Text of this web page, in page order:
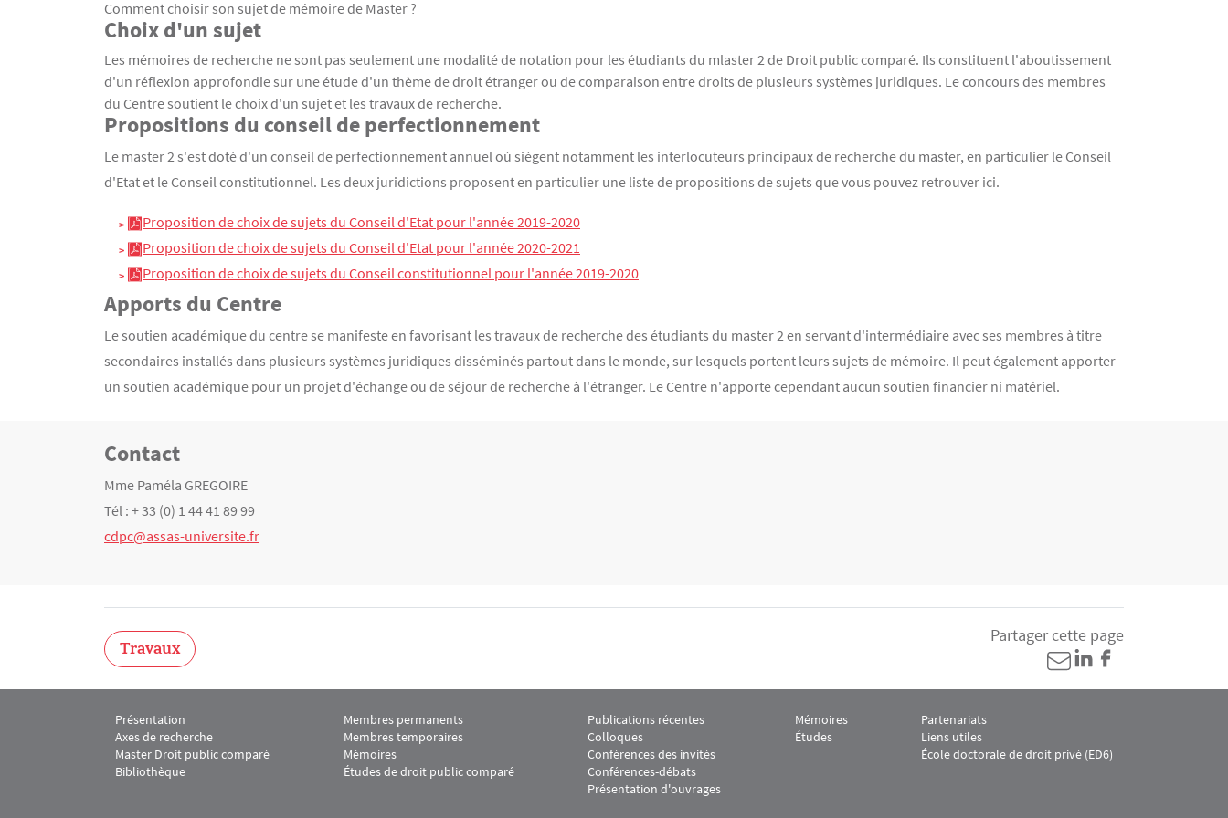
Comment choisir son sujet de mémoire de Master ?
Texte
Choix d'un sujet
Les mémoires de recherche ne sont pas seulement une modalité de notation pour les étudiants du mlaster 2 de Droit public comparé. Ils constituent l'aboutissement
d'un réflexion approfondie sur une étude d'un thème de droit étranger ou de comparaison entre droits de plusieurs systèmes juridiques. Le concours des membres
du Centre soutient le choix d'un sujet et les travaux de recherche.
Propositions du conseil de perfectionnement
Le master 2 s'est doté d'un conseil de perfectionnement annuel où siègent notamment les interlocuteurs principaux de recherche du master, en particulier le Conseil
d'Etat et le Conseil constitutionnel. Les deux juridictions proposent en particulier une liste de propositions de sujets que vous pouvez retrouver ici.
Proposition de choix de sujets du Conseil d'Etat pour l'année 2019-2020
Proposition de choix de sujets du Conseil d'Etat pour l'année 2020-2021
Proposition de choix de sujets du Conseil constitutionnel pour l'année 2019-2020
Apports du Centre
Le soutien académique du centre se manifeste en favorisant les travaux de recherche des étudiants du master 2 en servant d'intermédiaire avec ses membres à titre
secondaires installés dans plusieurs systèmes juridiques disséminés partout dans le monde, sur lesquels portent leurs sujets de mémoire. Il peut également apporter
un soutien académique pour un projet d'échange ou de séjour de recherche à l'étranger. Le Centre n'apporte cependant aucun soutien financier ni matériel.
Texte
Contact
Mme Paméla GREGOIRE
Tél : + 33 (0) 1 44 41 89 99
cdpc@assas-universite.fr
Travaux
Partager cette page
Menu Footer CDPC 1
Présentation
Axes de recherche
Master Droit public comparé
Bibliothèque
Menu Footer CDPC 2
Membres permanents
Membres temporaires
Mémoires
Études de droit public comparé
Menu Footer CDPC 3
Publications récentes
Colloques
Conférences des invités
Conférences-débats
Présentation d'ouvrages
Menu Footer CDPC 4
Mémoires
Études
Menu Footer CDPC 5
Partenariats
Liens utiles
École doctorale de droit privé (ED6)